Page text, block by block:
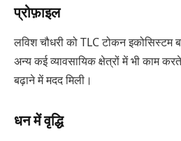
प्रोफ़ाइल
लविश चौधरी को TLC टोकन इकोसिस्टम
अन्य कई व्यावसायिक क्षेत्रों में भी काम
बढ़ाने में मदद मिली।
धन में वृद्धि